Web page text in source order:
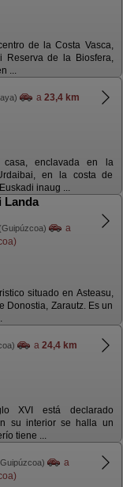
de la Costa Vasca,
Reserva de la Biosfera,
...
a 23,4 km
casa, enclavada en la
en la costa de
inaug ...
Landa
a
situado en Asteasu,
Donostia, Zarautz. Es un
a 24,4 km
XVI está declarado
su interior se halla un
tiene ...
a